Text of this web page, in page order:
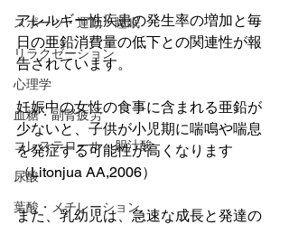
スポーツ・運動・睡眠
リラクゼーション
心理学
血糖・副腎疲労
コレステロール・胆汁酸
尿酸
葉酸・メチレーション
アレルギー性疾患の発生率の増加と毎
日の亜鉛消費量の低下との関連性が報
告されています。
妊娠中の女性の食事に含まれる亜鉛が
少ないと、子供が小児期に喘鳴や喘息
を発症する可能性が高くなります
（Litonjua AA,2006）
また、乳幼児は、急速な成長と発達の